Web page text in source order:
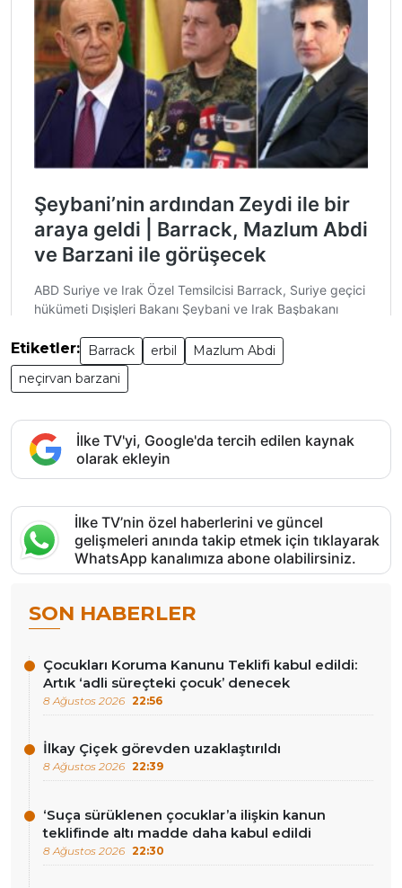
Etiketler: Barrack erbil
Mazlum Abdi
neçirvan barzani
İlke TV'yi, Google'da tercih edilen kaynak
olarak ekleyin
İlke TV’nin özel haberlerini ve güncel
gelişmeleri anında takip etmek için tıklayarak
WhatsApp kanalımıza abone olabilirsiniz.
SON HABERLER
Çocukları Koruma Kanunu Teklifi kabul edildi:
Artık ‘adli süreçteki çocuk’ denecek
8 Ağustos 2026 22:56
İlkay Çiçek görevden uzaklaştırıldı
8 Ağustos 2026 22:39
‘Suça sürüklenen çocuklar’a ilişkin kanun
teklifinde altı madde daha kabul edildi
8 Ağustos 2026 22:30